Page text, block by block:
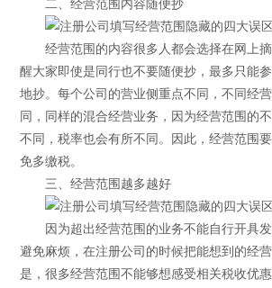
二、经营范围内容随便抄
经营范围的内容很多人都会选择在网上摘
醒大家即使是同行也不要随便抄，最多只能
地抄。每个公司的营业侧重点不同，不同经
同，同样的混合经营业务，因为经营范围的
不同，税率也会有所不同。因此，经营范围
免多缴税。
三、经营范围越多越好
因为超出经营范围的业务不能自行开具发
避免麻烦，在注册公司的时候把能想到的经
是，很多经营范围不能够想感受相关税收优